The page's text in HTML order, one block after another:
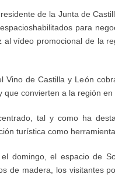
de la Junta de
espacioshabilitados para
al vídeo promocional de la
Vino de Castilla y León
que convierten a la región en
tal y como ha
ón turística como
domingo, el espacio de
de madera, los visitantes